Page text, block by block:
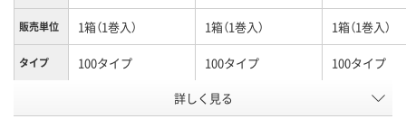
販売単位 1箱（1巻入） 1箱（1巻入） 1箱（1巻入）
タイプ 100タイプ 100タイプ 100タイプ
赤
詳しく見る